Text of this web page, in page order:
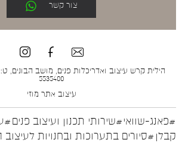
צור קשר
5535400
עיצוב אתר מוזי
#פאנג-שוואי#שירותי תכנון ועיצוב פנים
קבלן #סיורים בתערוכות ובחנויות